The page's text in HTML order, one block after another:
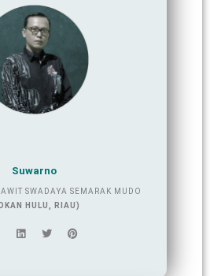
Suwarno
SWADAYA SEMARAK MUDO
HULU, RIAU)